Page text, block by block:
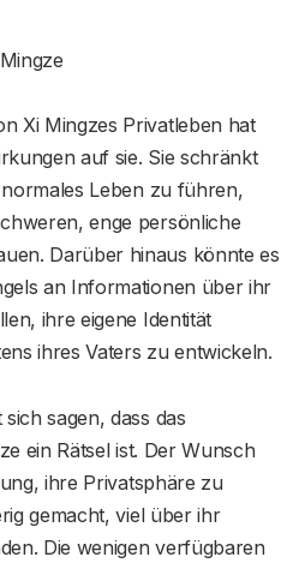
Xi Mingzes Privatleben hat
auf sie. Sie schränkt
Leben zu führen,
enge persönliche
Darüber hinaus könnte es
an Informationen über ihr
ihre eigene Identität
ihres Vaters zu entwickeln.
sagen, dass das
ein Rätsel ist. Der Wunsch
ihre Privatsphäre zu
gemacht, viel über ihr
Die wenigen verfügbaren